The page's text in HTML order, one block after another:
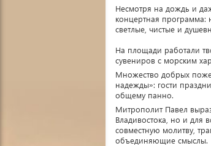
Несмотря на дождь и
концертная программа:
светлые, чистые и
На площади работали
сувениров с морским
Множество добрых
надежды»: гости
общему панно.
Митрополит Павел
Владивостока, но и для
совместную молитву,
объединяющие смыслы.